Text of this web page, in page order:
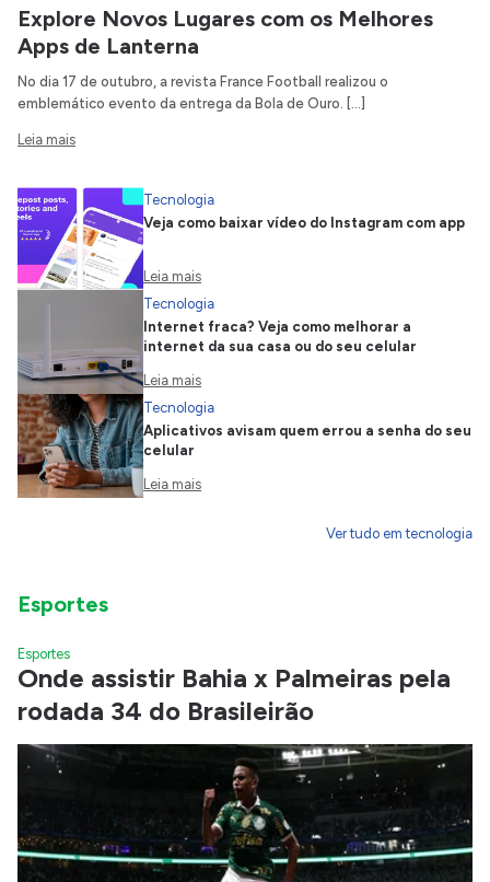
Explore Novos Lugares com os Melhores
Apps de Lanterna
No dia 17 de outubro, a revista France Football realizou o
emblemático evento da entrega da Bola de Ouro. […]
Leia mais
Tecnologia
Veja como baixar vídeo do Instagram com app
Leia mais
Tecnologia
Internet fraca? Veja como melhorar a
internet da sua casa ou do seu celular
Leia mais
Tecnologia
Aplicativos avisam quem errou a senha do seu
celular
Leia mais
Ver tudo em tecnologia
Esportes
Esportes
Onde assistir Bahia x Palmeiras pela
rodada 34 do Brasileirão